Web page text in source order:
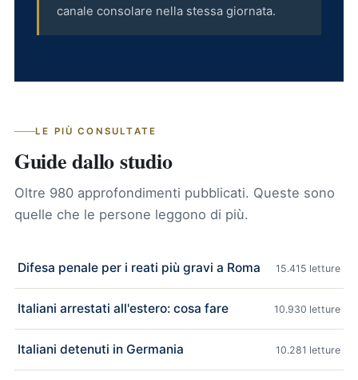
canale consolare nella stessa giornata.
LE PIÙ CONSULTATE
Guide dallo studio
Oltre 980 approfondimenti pubblicati. Queste sono
quelle che le persone leggono di più.
Difesa penale per i reati più gravi a Roma 15.415 letture
Italiani arrestati all'estero: cosa fare 10.930 letture
Italiani detenuti in Germania 10.281 letture